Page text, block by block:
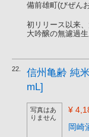
備前雄町(びぜん
初リリース以来
大吟醸の無濾過
22.
信州亀齢 純
mL]
写真はあ
りません
¥
岡崎